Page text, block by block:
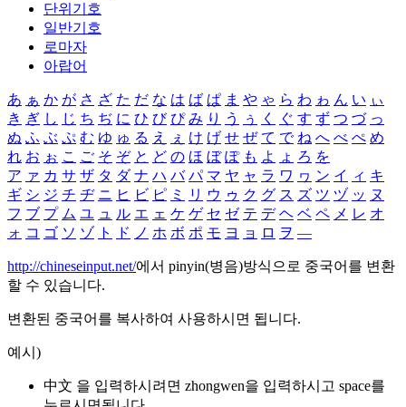
단위기호
일반기호
로마자
아랍어
あ ぁ か が さ ざ た だ な は ば ぱ ま や ゃ ら わ ゎ ん い ぃ
き ぎ し じ ち ぢ に ひ び ぴ み り う ぅ く ぐ す ず つ づ っ
ぬ ふ ぶ ぷ む ゆ ゅ る え ぇ け げ せ ぜ て で ね へ べ ぺ め
れ お ぉ こ ご そ ぞ と ど の ほ ぼ ぽ も よ ょ ろ を
ア ァ カ サ ザ タ ダ ナ ハ バ パ マ ヤ ャ ラ ワ ヮ ン イ ィ キ
ギ シ ジ チ ヂ ニ ヒ ビ ピ ミ リ ウ ゥ ク グ ス ズ ツ ヅ ッ ヌ
フ ブ プ ム ユ ュ ル エ ェ ケ ゲ セ ゼ テ デ ヘ ベ ペ メ レ オ
ォ コ ゴ ソ ゾ ト ド ノ ホ ボ ポ モ ヨ ョ ロ ヲ ―
http://chineseinput.net/에서 pinyin(병음)방식으로 중국어를 변환
할 수 있습니다.
변환된 중국어를 복사하여 사용하시면 됩니다.
예시)
中文 을 입력하시려면 zhongwen을 입력하시고 space를